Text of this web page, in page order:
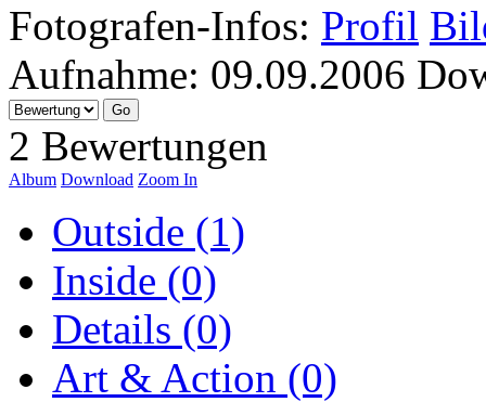
Fotografen-Infos: Profil
Aufnahme: 09.09.2006
2 Bewertungen
Album Download Zoom In
Outside (1)
Inside (0)
Details (0)
Art & Action (0)